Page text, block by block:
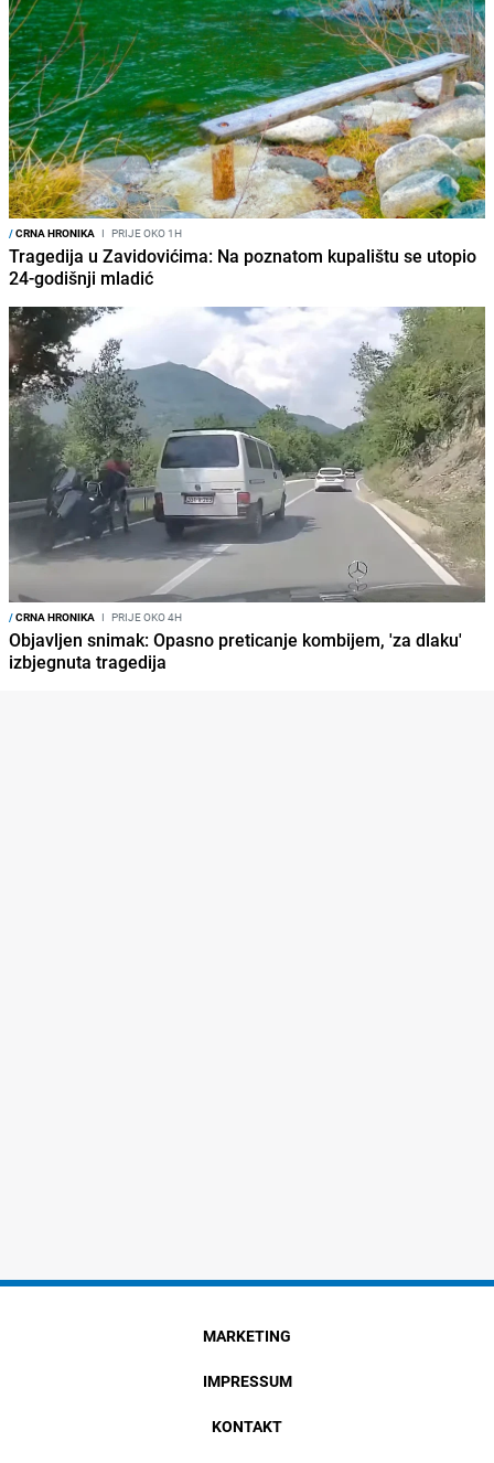
/CRNA HRONIKA I PRIJE OKO 1H
Tragedija u Zavidovićima: Na poznatom kupalištu se utopio
24-godišnji mladić
/CRNA HRONIKA I PRIJE OKO 4H
Objavljen snimak: Opasno preticanje kombijem, 'za dlaku'
izbjegnuta tragedija
MARKETING
IMPRESSUM
KONTAKT